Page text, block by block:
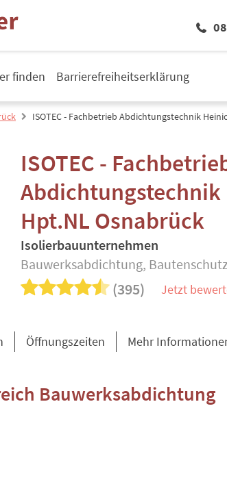
finden Barrierefreiheitserklärung
ISOTEC - Fachbetrieb Abdichtungstechnik
ISOTEC -
Abdichtungstechnik
Hpt.NL Osnabrück
Isolierbauunternehmen
Bauwerksabdichtung,
(395) Jetzt
Öffnungszeiten Mehr
Bauwerksabdichtung